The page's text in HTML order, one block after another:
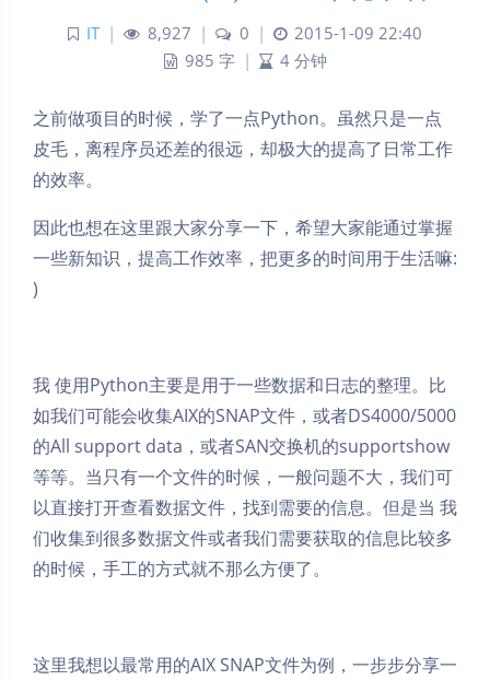
IT | 8,927 | 0 |
2015-1-09 22:40
985 字 | 4 分钟
之前做项目的时候，学了一点Python。虽然只是一点
皮毛，离程序员还差的很远，却极大的提高了日常工作
的效率。
因此也想在这里跟大家分享一下，希望大家能通过掌握
一些新知识，提高工作效率，把更多的时间用于生活嘛:
)
我 使用Python主要是用于一些数据和日志的整理。比
如我们可能会收集AIX的SNAP文件，或者DS4000/5000
的All support data，或者SAN交换机的supportshow
等等。当只有一个文件的时候，一般问题不大，我们可
以直接打开查看数据文件，找到需要的信息。但是当 我
们收集到很多数据文件或者我们需要获取的信息比较多
的时候，手工的方式就不那么方便了。
这里我想以最常用的AIX SNAP文件为例，一步步分享一